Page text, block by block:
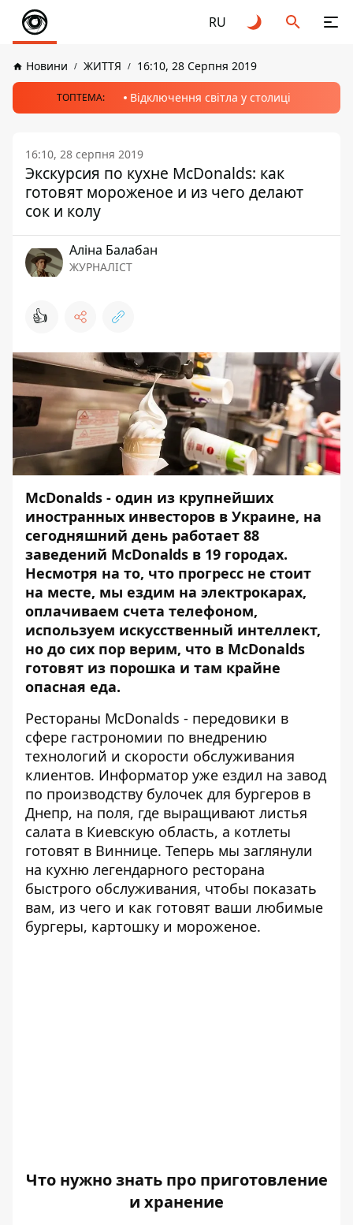
RU
Новини ЖИТТЯ 16:10, 28 Серпня 2019
ТОПТЕМА: Відключення світла у столиці
16:10, 28 серпня 2019
Экскурсия по кухне McDonalds: как
готовят мороженое и из чего делают
сок и колу
Аліна Балабан
ЖУРНАЛІСТ
👍
McDonalds - один из крупнейших
иностранных инвесторов в Украине, на
сегодняшний день работает 88
заведений McDonalds в 19 городах.
Несмотря на то, что прогресс не стоит
на месте, мы ездим на электрокарах,
оплачиваем счета телефоном,
используем искусственный интеллект,
но до сих пор верим, что в McDonalds
готовят из порошка и там крайне
опасная еда.
Рестораны McDonalds - передовики в
сфере гастрономии по внедрению
технологий и скорости обслуживания
клиентов. Информатор уже ездил на завод
по производству булочек для бургеров в
Днепр, на поля, где выращивают листья
салата в Киевскую область, а котлеты
готовят в Виннице. Теперь мы заглянули
на кухню легендарного ресторана
быстрого обслуживания, чтобы показать
вам, из чего и как готовят ваши любимые
бургеры, картошку и мороженое.
Что нужно знать про приготовление
и хранение